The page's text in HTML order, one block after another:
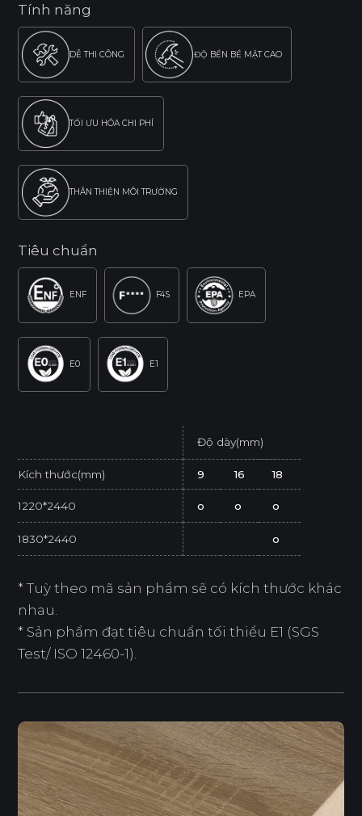
Tính năng
DỄ THI CÔNG ĐỘ BỀN BỀ MẶT CAO
TỐI ƯU HÓA CHI PHÍ
THÂN THIỆN MÔI TRƯỜNG
Tiêu chuẩn
ENF F4S EPA
E0 E1
Độ dày(mm)
Kích thước(mm) 9 16 18
1220*2440 o o o
1830*2440 o
* Tuỳ theo mã sản phẩm sẽ có kích thước khác
nhau.
* Sản phẩm đạt tiêu chuẩn tối thiểu E1 (SGS
Test/ ISO 12460-1).